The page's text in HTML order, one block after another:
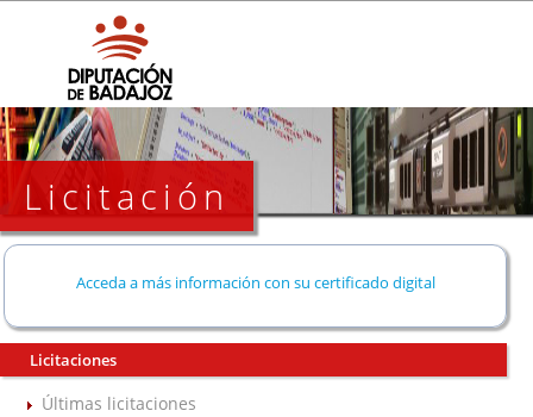
Licitación
Acceda a más información con su certificado digital
Licitaciones
Últimas licitaciones